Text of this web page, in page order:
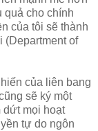
quả cho chính
của tôi sẽ thành
(Department of
của liên bang
sẽ ký một
dứt mọi hoạt
tự do ngôn